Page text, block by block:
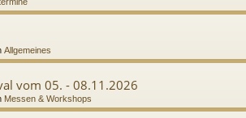
Allgemeines
vom 05. - 08.11.2026
Messen & Workshops